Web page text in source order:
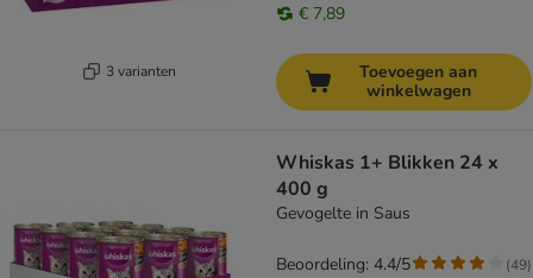
3 varianten
€ 7,89
Toevoegen aan
winkelwagen
Whiskas 1+ Blikken 24 x
400 g
Gevogelte in Saus
Beoordeling: 4.4/5 (49)